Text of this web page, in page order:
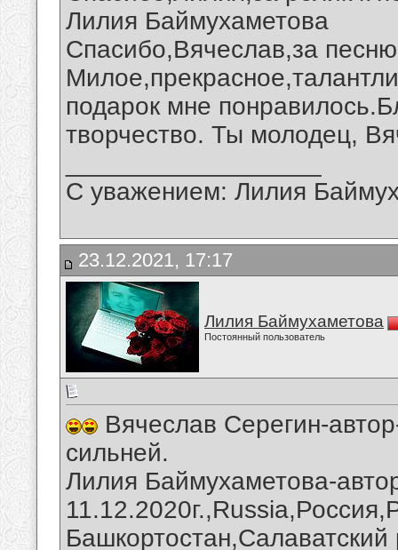
Лилия Баймухаметова
Спасибо,Вячеслав,за
подарок мне
творчество. Ты молодец,
С уважением: Лилия
23.12.2021, 17:17
Лилия Баймухаметова
Постоянный пользователь
Вячеслав Серегин-
сильней.
Лилия Баймухаметова-